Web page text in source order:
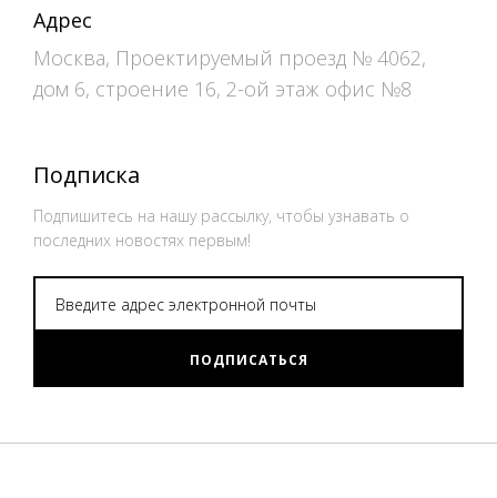
Адрес
Москва, Проектируемый проезд № 4062,
дом 6, строение 16, 2-ой этаж офис №8
Подписка
Подпишитесь на нашу рассылку, чтобы узнавать о
последних новостях первым!
ПОДПИСАТЬСЯ